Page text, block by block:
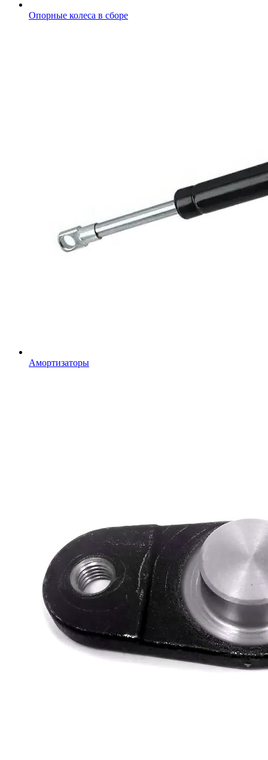
Опорные колеса в сборе
Амортизаторы